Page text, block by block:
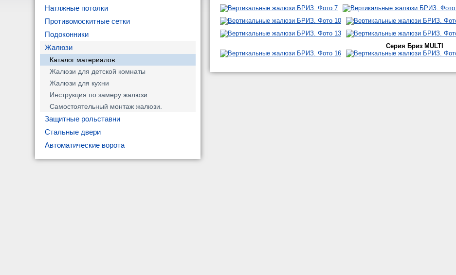
Натяжные потолки
Противомоскитные сетки
Подоконники
Жалюзи
Каталог материалов
Жалюзи для детской комнаты
Жалюзи для кухни
Инструкция по замеру жалюзи
Самостоятельный монтаж жалюзи.
Защитные рольставни
Стальные двери
Автоматические ворота
Серия Бриз MULTI